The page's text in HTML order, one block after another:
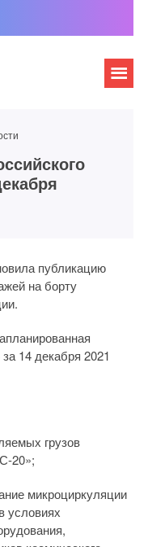
публикацию
на борту
14 декабря 2021
грузов
20»;
микроциркуляции
условиях